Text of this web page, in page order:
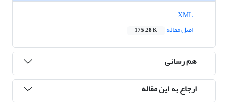
اصل مقاله
175.28 K
هم رسانی
ارجاع به این مقاله